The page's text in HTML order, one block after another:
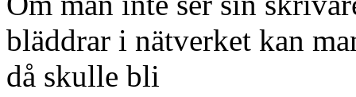
bläddrar i nätverket kan
då skulle bli